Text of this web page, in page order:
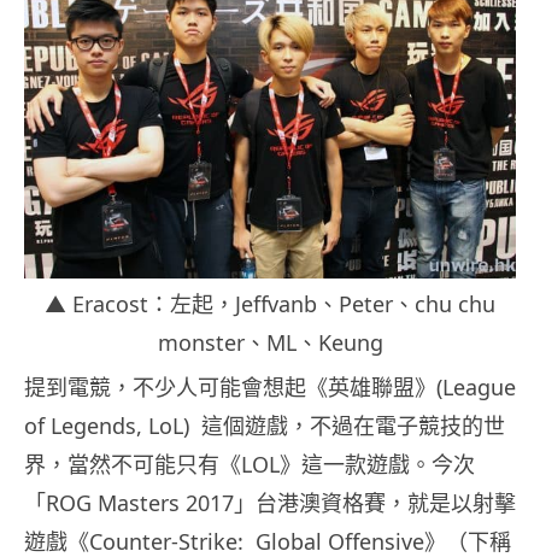
▲ Eracost：左起，Jeffvanb、Peter、chu chu
monster、ML、Keung
提到電競，不少人可能會想起《英雄聯盟》(League
of Legends, LoL) 這個遊戲，不過在電子競技的世
界，當然不可能只有《LOL》這一款遊戲。今次
「ROG Masters 2017」台港澳資格賽，就是以射擊
遊戲《Counter-Strike: Global Offensive》（下稱